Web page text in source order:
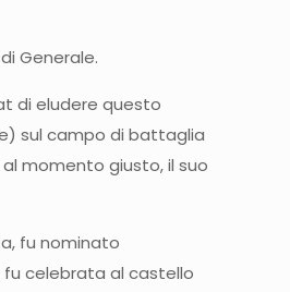
Generale.
di eludere questo
sul campo di battaglia
momento giusto, il suo
fu nominato
fu celebrata al castello